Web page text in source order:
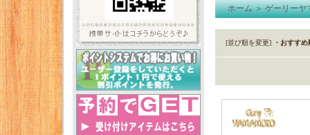
ホーム＞ゲーリーヤ
[並び順を変更] ・おすすめ